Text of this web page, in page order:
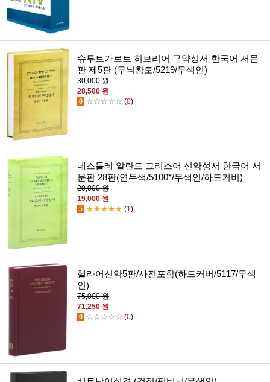
슈투트가르트 히브리어 구약성서 한국어 서문
판 제5판 (무늬황토/5219/무색인)
30,000 원
28,500 원
0 ☆☆☆☆☆ (0)
네스틀레 알란트 그리스어 신약성서 한국어 서
문판 28판(연두색/5100*/무색인/하드커버)
20,000 원
19,000 원
5 ★★★★★ (1)
헬라어신약5판/사전포함(하드커버/5117/무색
인)
75,000 원
71,250 원
0 ☆☆☆☆☆ (0)